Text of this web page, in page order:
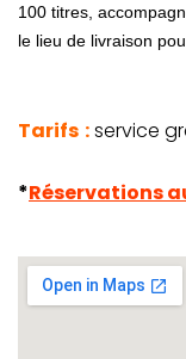
100 titres,
le lieu de livraison
Tarifs :service
*Réservations